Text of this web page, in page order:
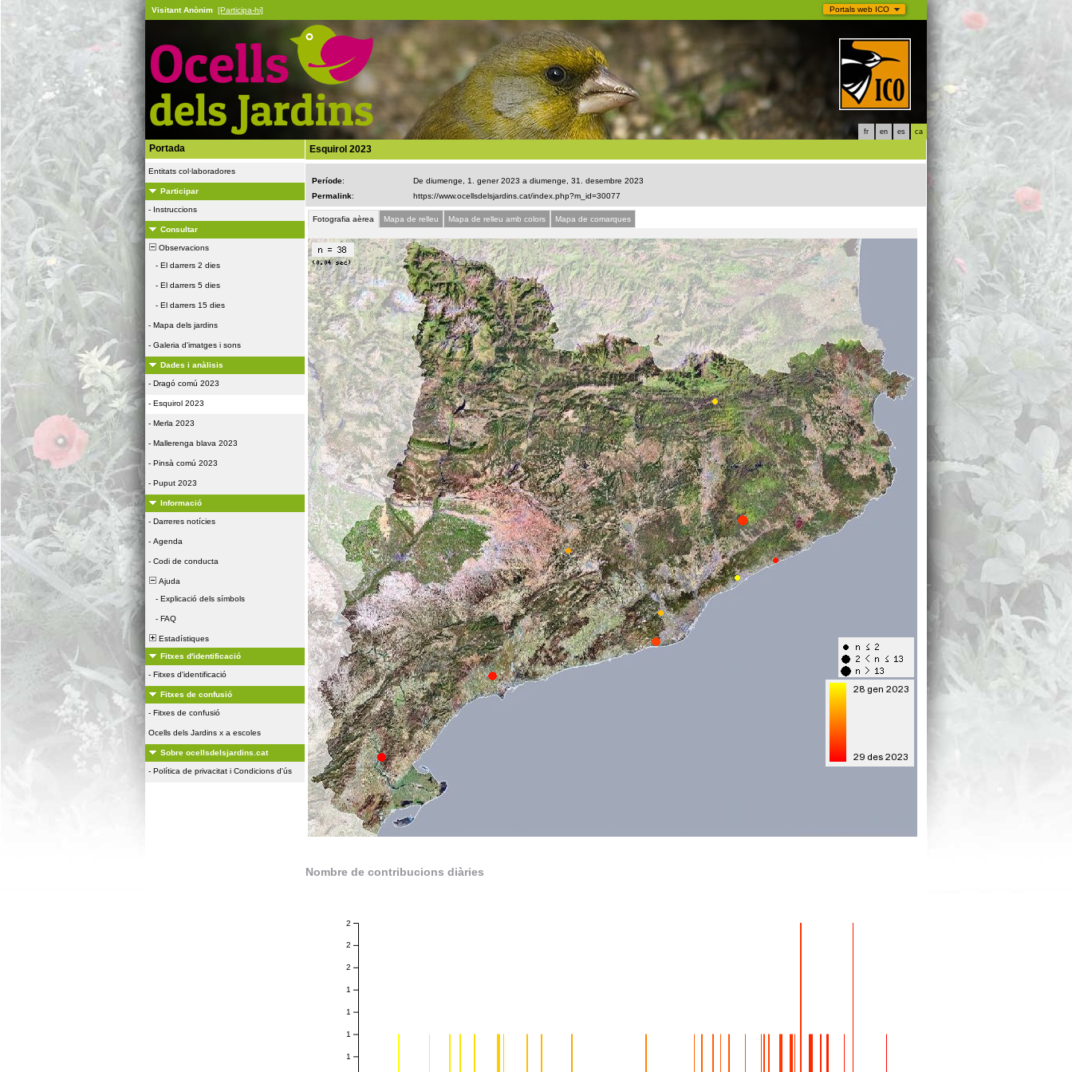
Portals web ICO
Visitant Anònim [Participa-hi]
fr en es ca
Portada
Entitats col·laboradores
Participar
- Instruccions
Consultar
Observacions
- El darrers 2 dies
- El darrers 5 dies
- El darrers 15 dies
- Mapa dels jardins
- Galeria d'imatges i sons
Dades i anàlisis
- Dragó comú 2023
- Esquirol 2023
- Merla 2023
- Mallerenga blava 2023
- Pinsà comú 2023
- Puput 2023
Informació
- Darreres notícies
- Agenda
- Codi de conducta
Ajuda
- Explicació dels símbols
- FAQ
Estadístiques
Fitxes d'identificació
- Fitxes d'identificació
Fitxes de confusió
- Fitxes de confusió
Ocells dels Jardins x a escoles
Sobre ocellsdelsjardins.cat
- Política de privacitat i Condicions d'ús
Esquirol 2023
Període:
De diumenge, 1. gener 2023 a diumenge, 31. desembre 2023
Permalink:
Fotografia aèrea Mapa de relleu Mapa de relleu amb colors Mapa de comarques
Nombre de contribucions diàries
1
1
1
1
2
2
2